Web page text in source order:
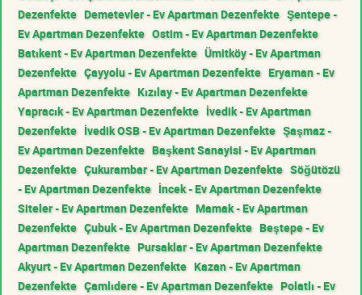
Dezenfekte Demetevler - Ev Apartman Dezenfekte Şentepe -
Ev Apartman Dezenfekte Ostim - Ev Apartman Dezenfekte
Batıkent - Ev Apartman Dezenfekte Ümitköy - Ev Apartman
Dezenfekte Çayyolu - Ev Apartman Dezenfekte Eryaman - Ev
Apartman Dezenfekte Kızılay - Ev Apartman Dezenfekte
Yapracık - Ev Apartman Dezenfekte İvedik - Ev Apartman
Dezenfekte İvedik OSB - Ev Apartman Dezenfekte Şaşmaz -
Ev Apartman Dezenfekte Başkent Sanayisi - Ev Apartman
Dezenfekte Çukurambar - Ev Apartman Dezenfekte Söğütözü
- Ev Apartman Dezenfekte İncek - Ev Apartman Dezenfekte
Siteler - Ev Apartman Dezenfekte Mamak - Ev Apartman
Dezenfekte Çubuk - Ev Apartman Dezenfekte Beştepe - Ev
Apartman Dezenfekte Pursaklar - Ev Apartman Dezenfekte
Akyurt - Ev Apartman Dezenfekte Kazan - Ev Apartman
Dezenfekte Çamlıdere - Ev Apartman Dezenfekte Polatlı - Ev